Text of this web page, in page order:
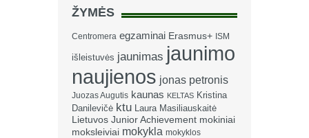
ŽYMĖS
Centromera egzaminai Erasmus+ ISM
išleistuvės jaunimas jaunimo
naujienos jonas petronis
Juozas Augutis kaunas KELTAS Kristina
Danilevičė ktu Laura Masiliauskaitė
Lietuvos Junior Achievement mokiniai
moksleiviai mokykla mokyklos